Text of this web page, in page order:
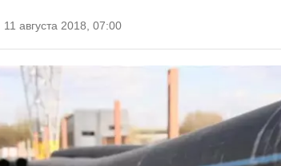
11 августа 2018, 07:00